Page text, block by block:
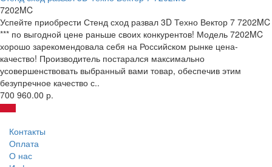
7202MC
Успейте приобрести Стенд сход развал 3D Техно Вектор 7 7202MC
*** по выгодной цене раньше своих конкурентов! Модель 7202MC
хорошо зарекомендовала себя на Российском рынке цена-
качество! Производитель постарался максимально
усовершенствовать выбранный вами товар, обеспечив этим
безупречное качество с..
700 960.00 р.
Контакты
Оплата
О нас